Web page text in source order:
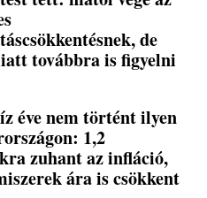
de
továbbra is figyelni
éve nem történt ilyen
1,2
zuhant az infláció,
ára is csökkent